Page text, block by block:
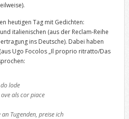
heutigen Tag mit Gedichten:
italienischen (aus der Reclam-Reihe
ins Deutsche). Dabei haben
Ugo Focolos „Il proprio ritratto/Das
lode
als cor piace
Tugenden, preise ich